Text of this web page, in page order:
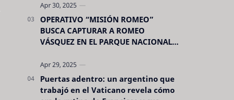
OPERATIVO “MISIÓN ROMEO”
BUSCA CAPTURAR A ROMEO
VÁSQUEZ EN EL PARQUE NACIONAL
Puertas adentro: un argentino que
trabajó en el Vaticano revela cómo